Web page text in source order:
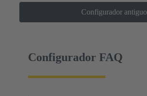
Configurador antiguo
Configurador FAQ